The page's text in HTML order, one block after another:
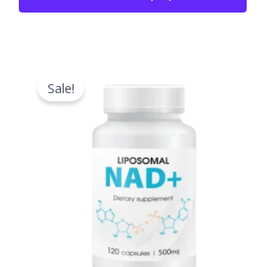
рсд11,500.00.
Sale!